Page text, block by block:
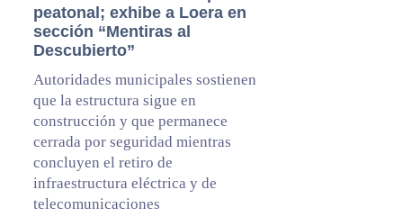
peatonal; exhibe a Loera en
sección “Mentiras al
Descubierto”
Autoridades municipales sostienen
que la estructura sigue en
construcción y que permanece
cerrada por seguridad mientras
concluyen el retiro de
infraestructura eléctrica y de
telecomunicaciones